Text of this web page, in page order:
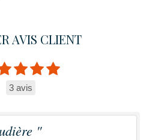
AVIS CLIENT
3 avis
"